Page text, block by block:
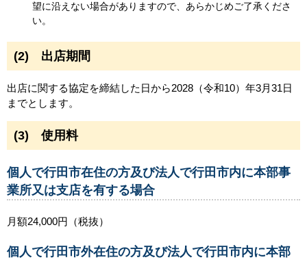
望に沿えない場合がありますので、あらかじめご了承くださ
い。
(2) 出店期間
出店に関する協定を締結した日から2028（令和10）年3月31日
までとします。
(3) 使用料
個人で行田市在住の方及び法人で行田市内に本部事
業所又は支店を有する場合
月額24,000円（税抜）
個人で行田市外在住の方及び法人で行田市内に本部